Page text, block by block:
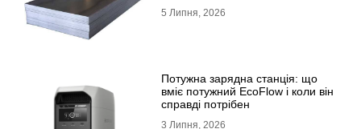
5 Липня, 2026
Потужна зарядна станція: що
вміє потужний EcoFlow і коли він
справді потрібен
3 Липня, 2026